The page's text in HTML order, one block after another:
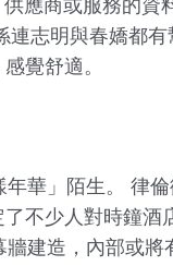
應商或服務的資
志明與春嬌都
覺舒適。
華」陌生。 律
不少人對時鐘酒
建造，內部或將